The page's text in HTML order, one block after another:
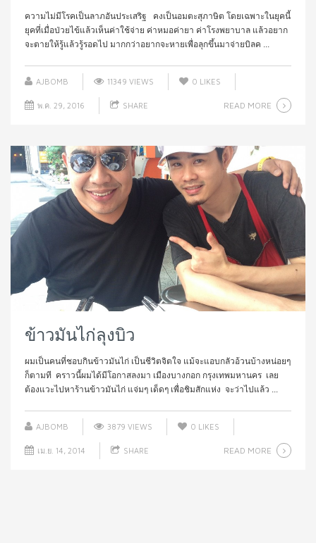
ความไม่มีโรคเป็นลาภอันประเสริฐ คงเป็นอมตะสุภาษิต โดยเฉพาะในยุคนี้
ยุคที่เมื่อป่วยไข้แล้วเห็นค่าใช้จ่าย ค่าหมอค่ายา ค่าโรงพยาบาล แล้วอยาก
จะตายให้รู้แล้วรู้รอดไป มากกว่าอยากจะหายเพื่อลุกขึ้นมาจ่ายบิลค ...
AJBOMB 11349 VIEWS 0 LIKES
พ.ค. 29, 2016 SHARE READ MORE
ข้าวมันไก่ลุงบิว
ผมเป็นคนที่ชอบกินข้าวมันไก่ เป็นชีวิตจิตใจ แม้จะแอบกลัวอ้วนบ้างหน่อยๆ
ก็ตามที คราวนี้ผมได้มีโอกาสลงมา เมืองบางกอก กรุงเทพมหานคร เลย
ต้องแวะไปหาร้านข้าวมันไก่ แจ่มๆ เด็ดๆ เพื่อชิมสักแห่ง จะว่าไปแล้ว ...
AJBOMB 3879 VIEWS 0 LIKES
เม.ย. 14, 2014 SHARE READ MORE